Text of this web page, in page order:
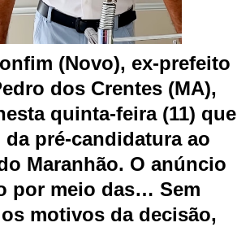
(Novo), ex-prefeito
dos Crentes (MA),
quinta-feira (11) que
pré-candidatura ao
Maranhão. O anúncio
por meio das… Sem
motivos da decisão,